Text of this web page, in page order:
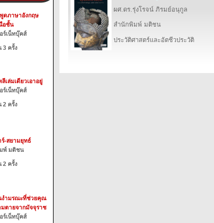
ดภาษาอังกฤษ
อชั้น
ร์เน็ทบุ๊คส์
3 ครั้ง
ลีเล่มเดียวเอาอยู่
ร์เน็ทบุ๊คส์
2 ครั้ง
ร์-สยามยุทธ์
พ์ มติชน
2 ครั้ง
งำมรณะที่ช่วยคุณ
มตายจากมัจจุราช
ร์เน็ทบุ๊คส์
ผศ.ดร.รุ่งโรจน์ ภิรมย์อนุกูล
สำนักพิมพ์ มติชน
ประวัติศาสตร์และอัตชีวประวัติ